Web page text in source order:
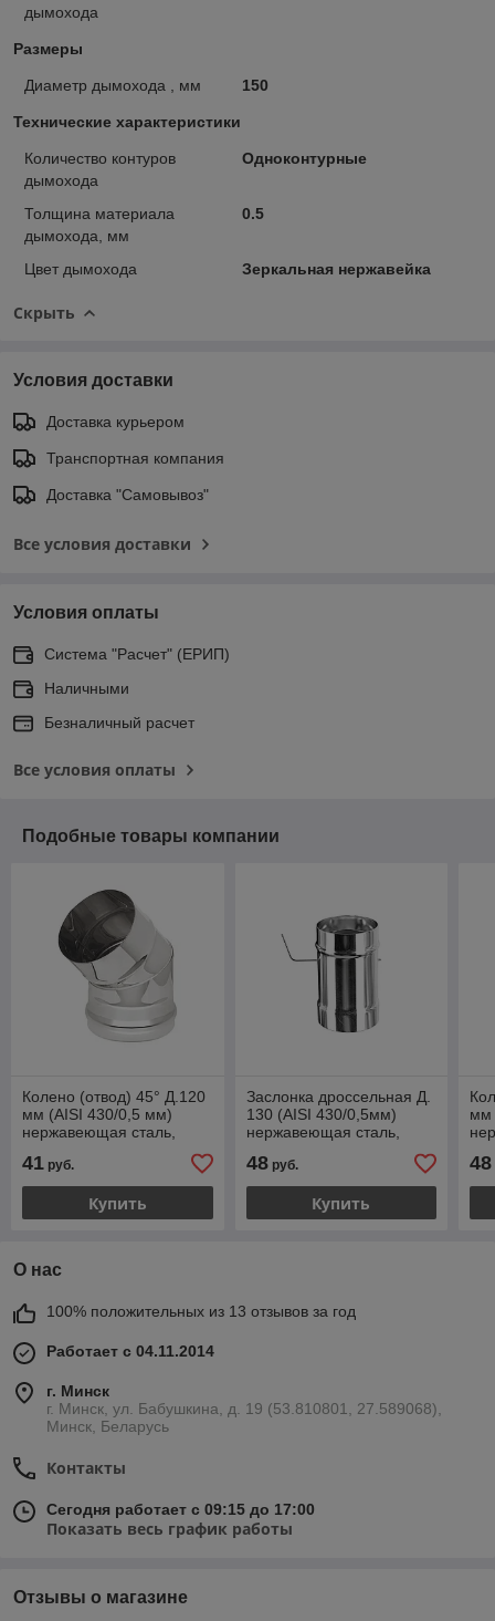
дымохода
Размеры
Диаметр дымохода , мм 150
Технические характеристики
Количество контуров
дымохода
Одноконтурные
Толщина материала
дымохода, мм
0.5
Цвет дымохода Зеркальная нержавейка
Скрыть
Условия доставки
Доставка курьером
Транспортная компания
Доставка "Самовывоз"
Все условия доставки
Условия оплаты
Система "Расчет" (ЕРИП)
Наличными
Безналичный расчет
Все условия оплаты
Подобные товары компании
Колено (отвод) 45° Д.120
мм (AISI 430/0,5 мм)
нержавеющая сталь,
41 руб.
Купить
Заслонка дроссельная Д.
130 (AISI 430/0,5мм)
нержавеющая сталь,
48руб.
Купить
мм
48
О нас
100% положительных из 13 отзывов за год
Работает с 04.11.2014
г. Минск
г. Минск, ул. Бабушкина, д. 19 (53.810801, 27.589068),
Минск, Беларусь
Контакты
Сегодня работает с 09:15 до 17:00
Показать весь график работы
Отзывы о магазине